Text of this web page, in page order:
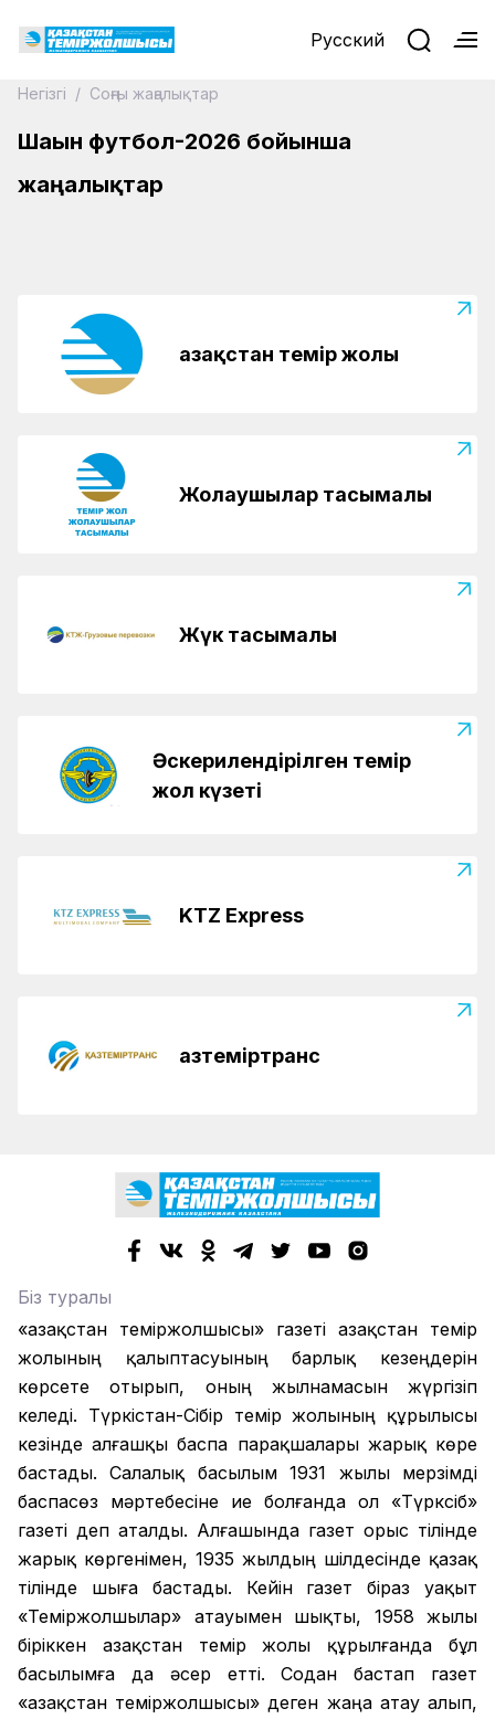
Русский
Негізгі / Соңғы жаңалықтар
Шағын футбол-2026 бойынша
жаңалықтар
13.05.2026
аймақтық турнир өтті
Қазақстан темір жолы
Жолаушылар тасымалы
Жүк тасымалы
Әскерилендірілген темір
жол күзеті
KTZ Express
Қазтеміртранс
Біз туралы
«Қазақстан теміржолшысы» газеті Қазақстан темір
жолының қалыптасуының барлық кезеңдерін
көрсете отырып, оның жылнамасын жүргізіп
келеді. Түркістан-Сібір темір жолының құрылысы
кезінде алғашқы баспа парақшалары жарық көре
бастады. Салалық басылым 1931 жылы мерзімді
баспасөз мәртебесіне ие болғанда ол «Түрксіб»
газеті деп аталды. Алғашында газет орыс тілінде
жарық көргенімен, 1935 жылдың шілдесінде қазақ
тілінде шыға бастады. Кейін газет біраз уақыт
«Теміржолшылар» атауымен шықты, 1958 жылы
біріккен Қазақстан темір жолы құрылғанда бұл
басылымға да әсер етті. Содан бастап газет
«Қазақстан теміржолшысы» деген жаңа атау алып,